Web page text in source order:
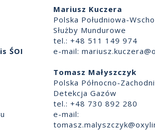
ŚOI
Mariusz Kuczera
Polska Południowa-
Służby Mundurowe
tel.: +48 511 149 974
e-mail:
Tomasz Małyszczyk
Polska Północno-
Detekcja Gazów
tel.: +48 730 892 280
e-mail: